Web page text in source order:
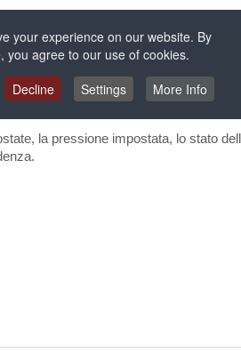
schema di colori. Ma il cambiamento
di facile navigazione, può essere
la pressione impostata, lo stato
your experience on our website. By
you agree to our use of cookies.
Decline Settings More Info